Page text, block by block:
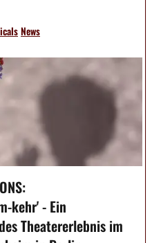
News
kehr' - Ein
Theatererlebnis im